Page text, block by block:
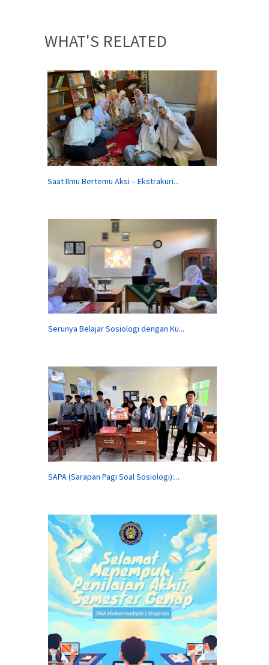
WHAT'S RELATED
Saat Ilmu Bertemu Aksi – Ekstrakuri...
Serunya Belajar Sosiologi dengan Ku...
SAPA (Sarapan Pagi Soal Sosiologi):...